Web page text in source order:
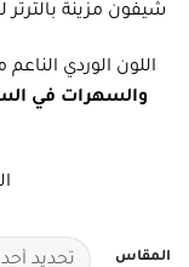
شيفون مزينة بالترتر
اللون الوردي الناعم
والسهرات في
المقاس